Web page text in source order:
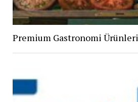
Premium Gastronomi Ürünleri